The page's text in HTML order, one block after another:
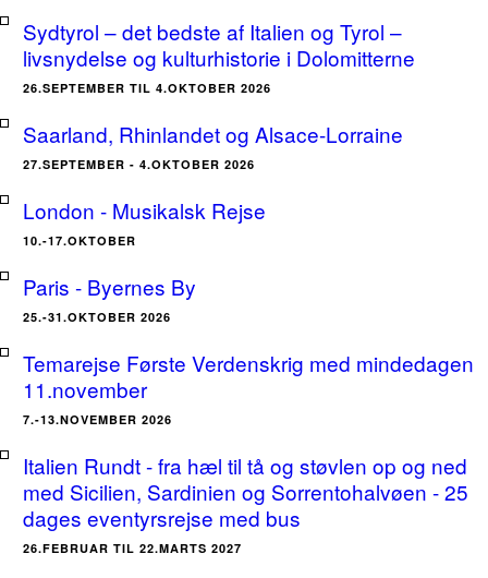
Sydtyrol – det bedste af Italien og Tyrol –
livsnydelse og kulturhistorie i Dolomitterne
26.SEPTEMBER TIL 4.OKTOBER 2026
Saarland, Rhinlandet og Alsace-Lorraine
27.SEPTEMBER - 4.OKTOBER 2026
London - Musikalsk Rejse
10.-17.OKTOBER
Paris - Byernes By
25.-31.OKTOBER 2026
Temarejse Første Verdenskrig med mindedagen
11.november
7.-13.NOVEMBER 2026
Italien Rundt - fra hæl til tå og støvlen op og ned
med Sicilien, Sardinien og Sorrentohalvøen - 25
dages eventyrsrejse med bus
26.FEBRUAR TIL 22.MARTS 2027